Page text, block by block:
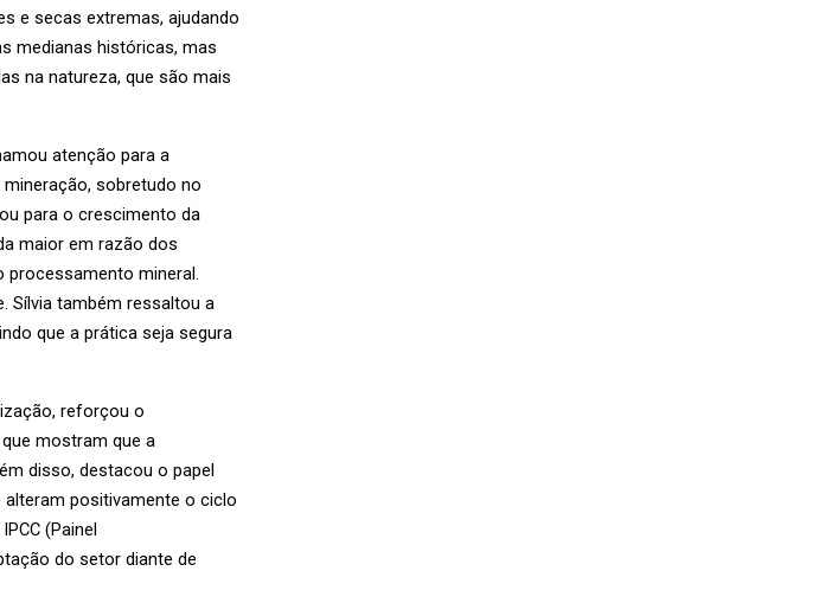
e secas extremas, ajudando
medianas históricas, mas
na natureza, que são mais
atenção para a
sobretudo no
para o crescimento da
maior em razão dos
processamento mineral.
Sílvia também ressaltou a
que a prática seja segura
reforçou o
mostram que a
disso, destacou o papel
positivamente o ciclo
(Painel
do setor diante de